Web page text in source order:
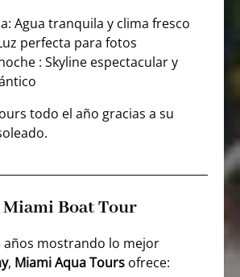
Agua tranquila y clima fresco
perfecta para fotos
: Skyline espectacular y
todo el año gracias a su
Miami Boat Tour
años mostrando lo mejor
, Miami Aqua Tours ofrece: